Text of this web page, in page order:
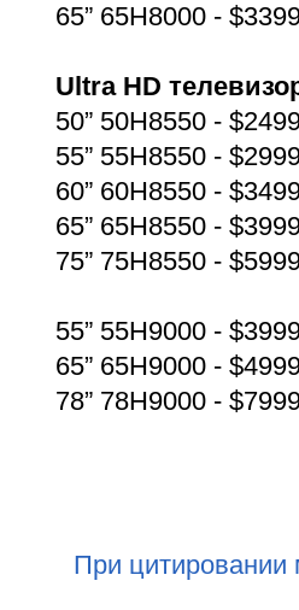
65” 65H8000 -
Ultra HD
50” 50H8550 -
55” 55H8550 -
60” 60H8550 -
65” 65H8550 -
75” 75H8550 -
55” 55H9000 -
65” 65H9000 -
78” 78H9000 -
При цитировании